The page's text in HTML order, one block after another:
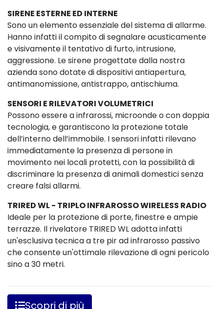
SIRENE ESTERNE ED INTERNE
Sono un elemento essenziale del sistema di allarme.
Hanno infatti il compito di segnalare acusticamente
e visivamente il tentativo di furto, intrusione,
aggressione. Le sirene progettate dalla nostra
azienda sono dotate di dispositivi antiapertura,
antimanomissione, antistrappo, antischiuma.
SENSORI E RILEVATORI VOLUMETRICI
Possono essere a infrarossi, microonde o con doppia
tecnologia, e garantiscono la protezione totale
dell’interno dell’immobile. I sensori infatti rilevano
immediatamente la presenza di persone in
movimento nei locali protetti, con la possibilità di
discriminare la presenza di animali domestici senza
creare falsi allarmi.
TRIRED WL - TRIPLO INFRAROSSO WIRELESS RADIO
Ideale per la protezione di porte, finestre e ampie
terrazze. Il rivelatore TRIRED WL adotta infatti
un'esclusiva tecnica a tre pir ad infrarosso passivo
che consente un'ottimale rilevazione di ogni pericolo
sino a 30 metri.
Scopri di più